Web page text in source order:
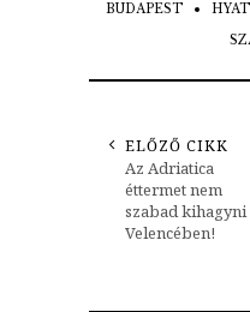
BUDAPEST
ELŐZŐ CIKK
Az Adriatica
éttermet nem
szabad kihagyni
Velencében!